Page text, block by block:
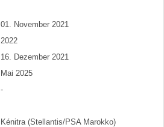
01. November 2021
2022
16. Dezember 2021
Mai 2025
-
Kénitra (Stellantis/PSA Marokko)